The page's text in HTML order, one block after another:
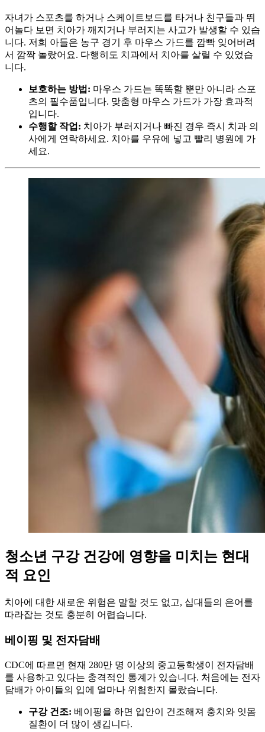
자녀가 스포츠를 하거나 스케이트보드를 타거나 친구들과 뛰
어놀다 보면 치아가 깨지거나 부러지는 사고가 발생할 수 있습
니다. 저희 아들은 농구 경기 후 마우스 가드를 깜빡 잊어버려
서 깜짝 놀랐어요. 다행히도 치과에서 치아를 살릴 수 있었습
니다.
보호하는 방법: 마우스 가드는 똑똑할 뿐만 아니라 스포
츠의 필수품입니다. 맞춤형 마우스 가드가 가장 효과적
입니다.
수행할 작업: 치아가 부러지거나 빠진 경우 즉시 치과 의
사에게 연락하세요. 치아를 우유에 넣고 빨리 병원에 가
세요.
청소년 구강 건강에 영향을 미치는 현대
적 요인
치아에 대한 새로운 위험은 말할 것도 없고, 십대들의 은어를
따라잡는 것도 충분히 어렵습니다.
베이핑 및 전자담배
CDC에 따르면 현재 280만 명 이상의 중고등학생이 전자담배
를 사용하고 있다는 충격적인 통계가 있습니다. 처음에는 전자
담배가 아이들의 입에 얼마나 위험한지 몰랐습니다.
구강 건조: 베이핑을 하면 입안이 건조해져 충치와 잇몸
질환이 더 많이 생깁니다.